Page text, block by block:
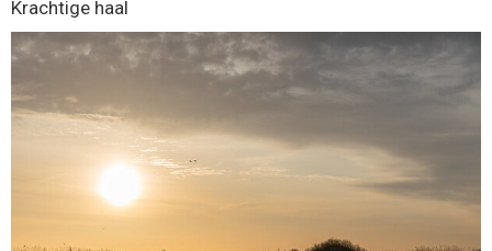
Krachtige haal